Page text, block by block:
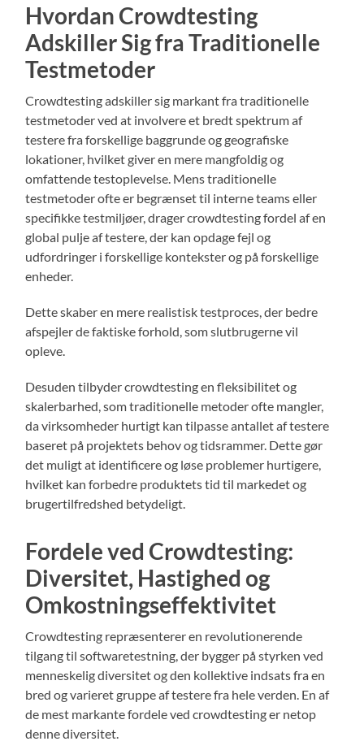
Hvordan Crowdtesting
Adskiller Sig fra Traditionelle
Testmetoder
Crowdtesting adskiller sig markant fra traditionelle
testmetoder ved at involvere et bredt spektrum af
testere fra forskellige baggrunde og geografiske
lokationer, hvilket giver en mere mangfoldig og
omfattende testoplevelse. Mens traditionelle
testmetoder ofte er begrænset til interne teams eller
specifikke testmiljøer, drager crowdtesting fordel af en
global pulje af testere, der kan opdage fejl og
udfordringer i forskellige kontekster og på forskellige
enheder.
Dette skaber en mere realistisk testproces, der bedre
afspejler de faktiske forhold, som slutbrugerne vil
opleve.
Desuden tilbyder crowdtesting en fleksibilitet og
skalerbarhed, som traditionelle metoder ofte mangler,
da virksomheder hurtigt kan tilpasse antallet af testere
baseret på projektets behov og tidsrammer. Dette gør
det muligt at identificere og løse problemer hurtigere,
hvilket kan forbedre produktets tid til markedet og
brugertilfredshed betydeligt.
Fordele ved Crowdtesting:
Diversitet, Hastighed og
Omkostningseffektivitet
Crowdtesting repræsenterer en revolutionerende
tilgang til softwaretestning, der bygger på styrken ved
menneskelig diversitet og den kollektive indsats fra en
bred og varieret gruppe af testere fra hele verden. En af
de mest markante fordele ved crowdtesting er netop
denne diversitet.